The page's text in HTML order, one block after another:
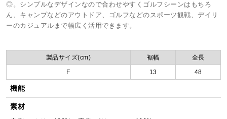
◎。シンプルなデザインなので合わせやすくゴルフシーンはもちろ
ん、キャンプなどのアウトドア、ゴルフなどのスポーツ観戦、デイリ
ーのカジュアルまで幅広く活用できます。
製品サイズ(cm) 裾幅 全長
F 13 48
機能
素材